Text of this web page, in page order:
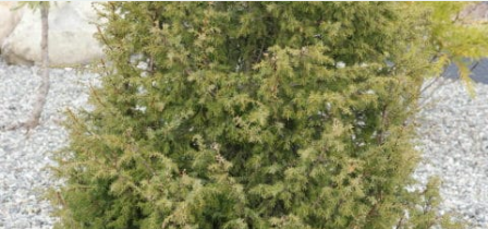
NYHETER
ARTIKLER
OM PLANTEPORTALEN